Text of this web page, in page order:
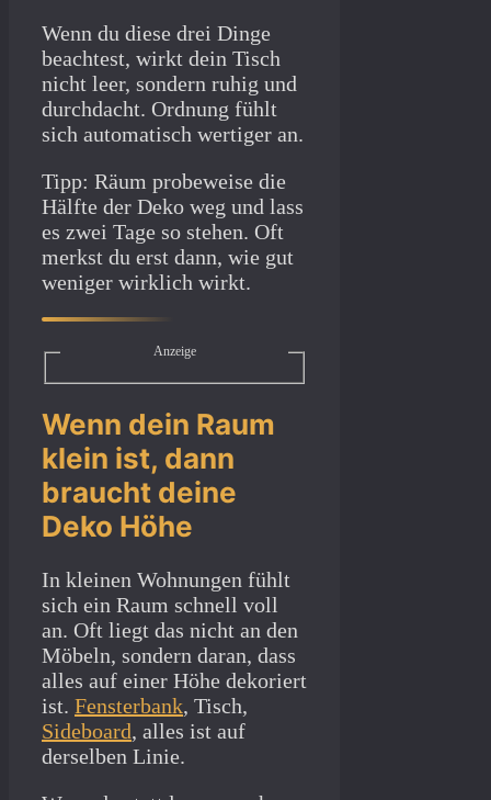
Wenn du diese drei Dinge
beachtest, wirkt dein Tisch
nicht leer, sondern ruhig und
durchdacht. Ordnung fühlt
sich automatisch wertiger an.
Tipp: Räum probeweise die
Hälfte der Deko weg und lass
es zwei Tage so stehen. Oft
merkst du erst dann, wie gut
weniger wirklich wirkt.
Anzeige
Wenn dein Raum
klein ist, dann
braucht deine
Deko Höhe
In kleinen Wohnungen fühlt
sich ein Raum schnell voll
an. Oft liegt das nicht an den
Möbeln, sondern daran, dass
alles auf einer Höhe dekoriert
ist. Fensterbank, Tisch,
Sideboard, alles ist auf
derselben Linie.